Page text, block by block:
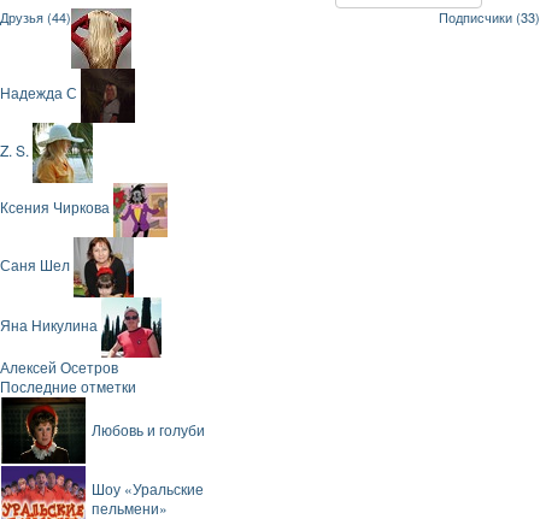
Друзья (44) Подписчики (33)
Надежда С
Z. S.
Ксения Чиркова
Саня Шел
Яна Никулина
Алексей Осетров
Последние отметки
Любовь и голуби
Шоу «Уральские
пельмени»